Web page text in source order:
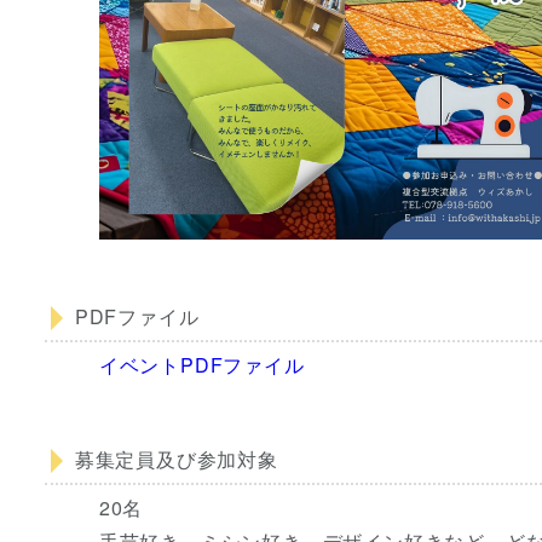
PDFファイル
イベントPDFファイル
募集定員及び参加対象
20名